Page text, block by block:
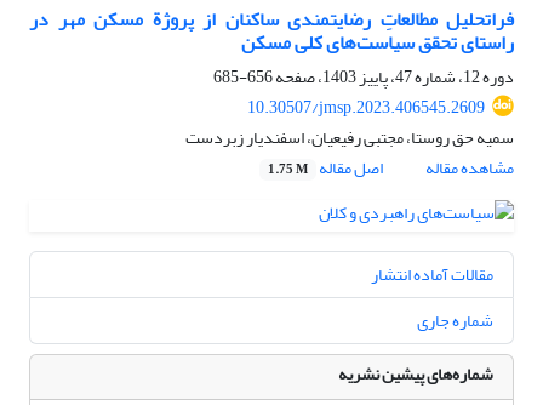
فراتحلیل مطالعاتِ رضایتمندی ساکنان از پروژة مسکن مهر در
راستای تحقق سیاست‌های کلی مسکن
دوره 12، شماره 47، پاییز 1403، صفحه
656-685
10.30507/jmsp.2023.406545.2609
سمیه حق روستا، مجتبی رفیعیان، اسفندیار زبردست
مشاهده مقاله
اصل مقاله 1.75 M
مقالات آماده انتشار
شماره جاری
شماره‌های پیشین نشریه